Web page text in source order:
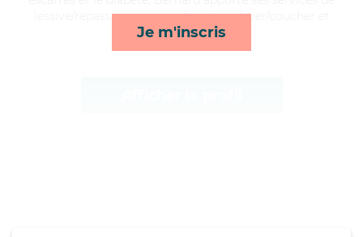
Je m'inscris
lessive/repassage, courses/livraison, lever/coucher et
transports*